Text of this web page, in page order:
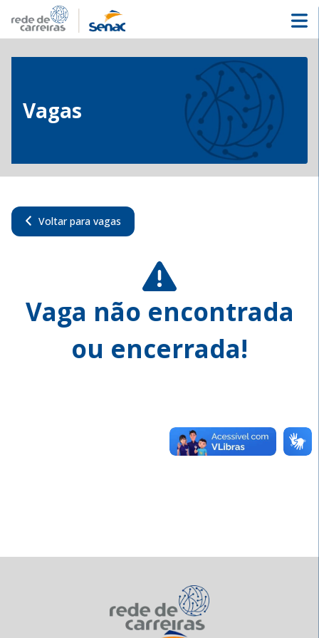
Vagas
Voltar para vagas
Vaga não encontrada
ou encerrada!